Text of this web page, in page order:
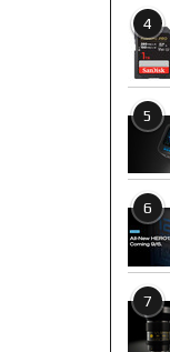
4
5
6
7